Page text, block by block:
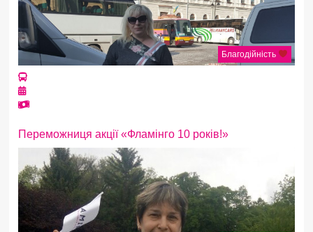
Благодійність
Переможниця акції «Фламінго 10 років!»